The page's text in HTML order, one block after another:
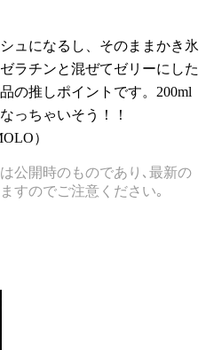
ュになるし、そのままかき氷
ラチンと混ぜてゼリーにした
の推しポイントです。200ml
っちゃいそう！！
）
公開時のものであり､最新の
すのでご注意ください｡